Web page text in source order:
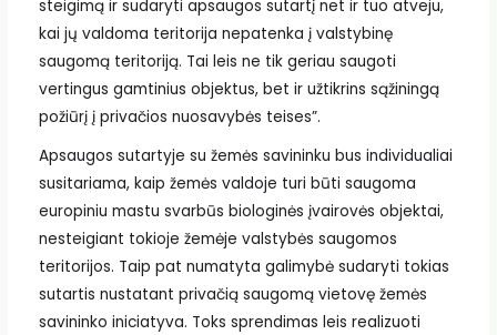
steigimą ir sudaryti apsaugos sutartį net ir tuo atveju,
kai jų valdoma teritorija nepatenka į valstybinę
saugomą teritoriją. Tai leis ne tik geriau saugoti
vertingus gamtinius objektus, bet ir užtikrins sąžiningą
požiūrį į privačios nuosavybės teises”.
Apsaugos sutartyje su žemės savininku bus individualiai
susitariama, kaip žemės valdoje turi būti saugoma
europiniu mastu svarbūs biologinės įvairovės objektai,
nesteigiant tokioje žemėje valstybės saugomos
teritorijos. Taip pat numatyta galimybė sudaryti tokias
sutartis nustatant privačią saugomą vietovę žemės
savininko iniciatyva. Toks sprendimas leis realizuoti